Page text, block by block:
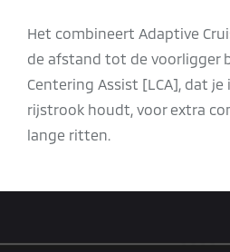
Het combineert Adaptive
de afstand tot de voorligger
Centering Assist [LCA], dat
rijstrook houdt, voor extra
lange ritten.